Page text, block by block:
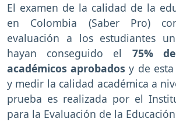
El examen de la calidad de la
en Colombia (Saber Pro)
evaluación a los estudiantes
hayan conseguido el 75%
académicos aprobados y de
y medir la calidad académica a
prueba es realizada por el
para la Evaluación de la Educación